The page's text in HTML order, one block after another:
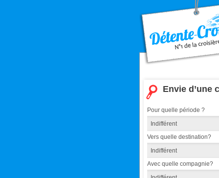
Envie d’une
Pour quelle période ?
Vers quelle destination?
Avec quelle compagnie?